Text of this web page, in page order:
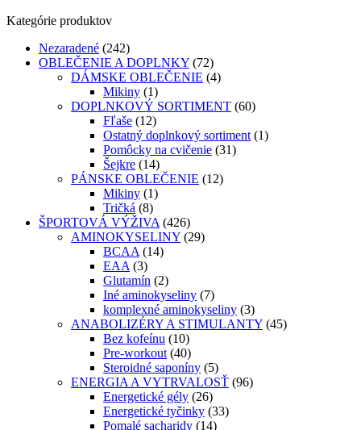
Možnosti
si
vybrať
stránke
produktu
Kategórie produktov
Nezaradené (242)
OBLEČENIE A DOPLNKY (72)
DÁMSKE OBLEČENIE (4)
Mikiny (1)
DOPLNKOVÝ SORTIMENT (60)
Fľaše (12)
Ostatný doplnkový sortiment (1)
Pomôcky na cvičenie (31)
Šejkre (14)
PÁNSKE OBLEČENIE (12)
Mikiny (1)
Tričká (8)
ŠPORTOVÁ VÝŽIVA (426)
AMINOKYSELINY (29)
BCAA (14)
EAA (3)
Glutamín (2)
Iné aminokyseliny (7)
komplexné aminokyseliny (3)
ANABOLIZÉRY A STIMULANTY (45)
Bez kofeínu (10)
Pre-workout (40)
Steroidné saponíny (5)
ENERGIA A VYTRVALOSŤ (96)
Energetické gély (26)
Energetické tyčinky (33)
Pomalé sacharidy (14)